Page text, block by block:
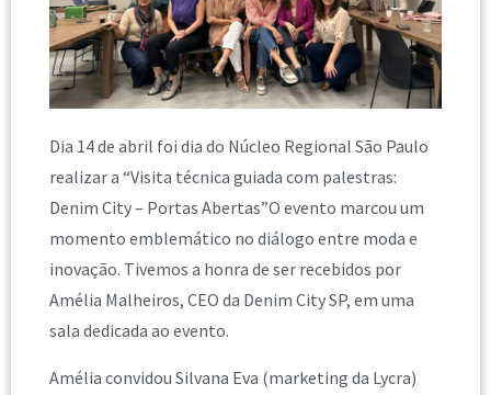
Dia 14 de abril foi dia do Núcleo Regional São Paulo
realizar a “Visita técnica guiada com palestras:
Denim City – Portas Abertas”O evento marcou um
momento emblemático no diálogo entre moda e
inovação. Tivemos a honra de ser recebidos por
Amélia Malheiros, CEO da Denim City SP, em uma
sala dedicada ao evento.
Amélia convidou Silvana Eva (marketing da Lycra)